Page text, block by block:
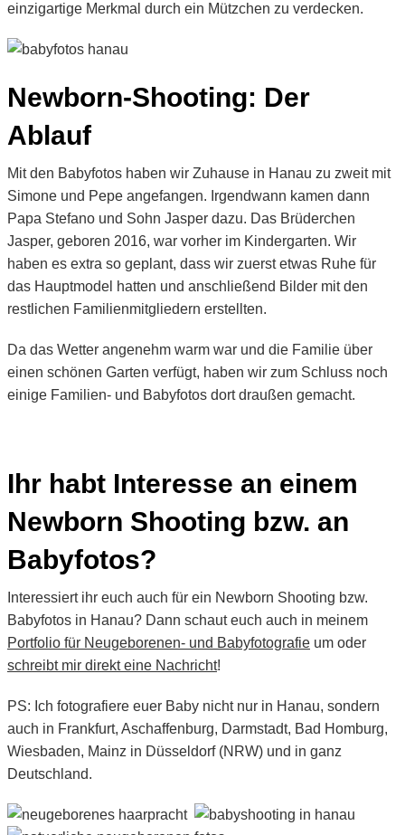
einzigartige Merkmal durch ein Mützchen zu verdecken.
Newborn-Shooting: Der
Ablauf
Mit den Babyfotos haben wir Zuhause in Hanau zu zweit mit
Simone und Pepe angefangen. Irgendwann kamen dann
Papa Stefano und Sohn Jasper dazu. Das Brüderchen
Jasper, geboren 2016, war vorher im Kindergarten. Wir
haben es extra so geplant, dass wir zuerst etwas Ruhe für
das Hauptmodel hatten und anschließend Bilder mit den
restlichen Familienmitgliedern erstellten.
Da das Wetter angenehm warm war und die Familie über
einen schönen Garten verfügt, haben wir zum Schluss noch
einige Familien- und Babyfotos dort draußen gemacht.
Ihr habt Interesse an einem
Newborn Shooting bzw. an
Babyfotos?
Interessiert ihr euch auch für ein Newborn Shooting bzw.
Babyfotos in Hanau? Dann schaut euch auch in meinem
Portfolio für Neugeborenen- und Babyfotografie um oder
schreibt mir direkt eine Nachricht!
PS: Ich fotografiere euer Baby nicht nur in Hanau, sondern
auch in Frankfurt, Aschaffenburg, Darmstadt, Bad Homburg,
Wiesbaden, Mainz in Düsseldorf (NRW) und in ganz
Deutschland.